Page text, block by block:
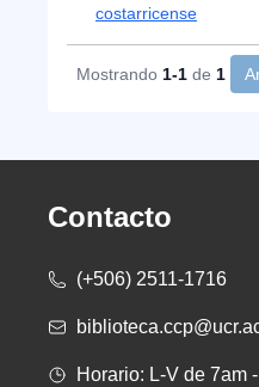
costarricense
Mostrando 1-1 de 1
Contacto
(+506) 2511-1716
Horario: L-V de 7am